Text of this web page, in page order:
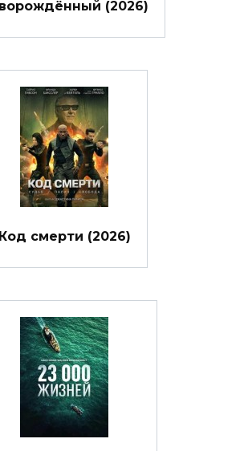
(2026)
Код смерти (2026)